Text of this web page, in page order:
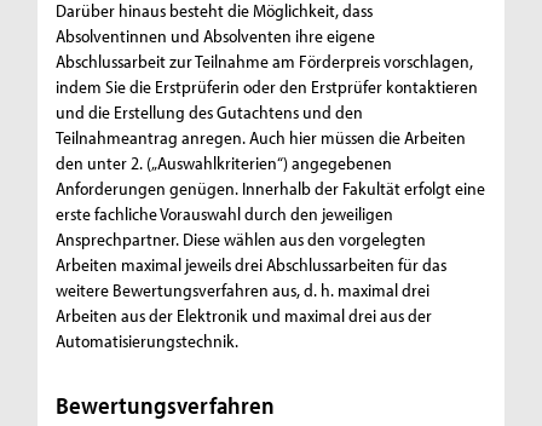
Darüber hinaus besteht die Möglichkeit, dass
Absolventinnen und Absolventen ihre eigene
Abschlussarbeit zur Teilnahme am Förderpreis vorschlagen,
indem Sie die Erstprüferin oder den Erstprüfer kontaktieren
und die Erstellung des Gutachtens und den
Teilnahmeantrag anregen. Auch hier müssen die Arbeiten
den unter 2. („Auswahlkriterien“) angegebenen
Anforderungen genügen. Innerhalb der Fakultät erfolgt eine
erste fachliche Vorauswahl durch den jeweiligen
Ansprechpartner. Diese wählen aus den vorgelegten
Arbeiten maximal jeweils drei Abschlussarbeiten für das
weitere Bewertungsverfahren aus, d. h. maximal drei
Arbeiten aus der Elektronik und maximal drei aus der
Automatisierungstechnik.
Bewertungsverfahren